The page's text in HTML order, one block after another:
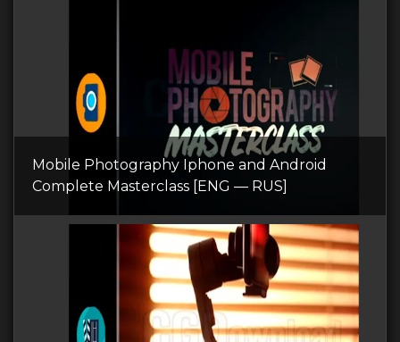
Mobile Photography Iphone and Android
Complete Masterclass [ENG — RUS]